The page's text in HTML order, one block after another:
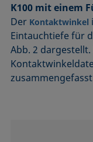
K100 mit einem
Der Kontaktwinkel
Eintauchtiefe für
Abb. 2